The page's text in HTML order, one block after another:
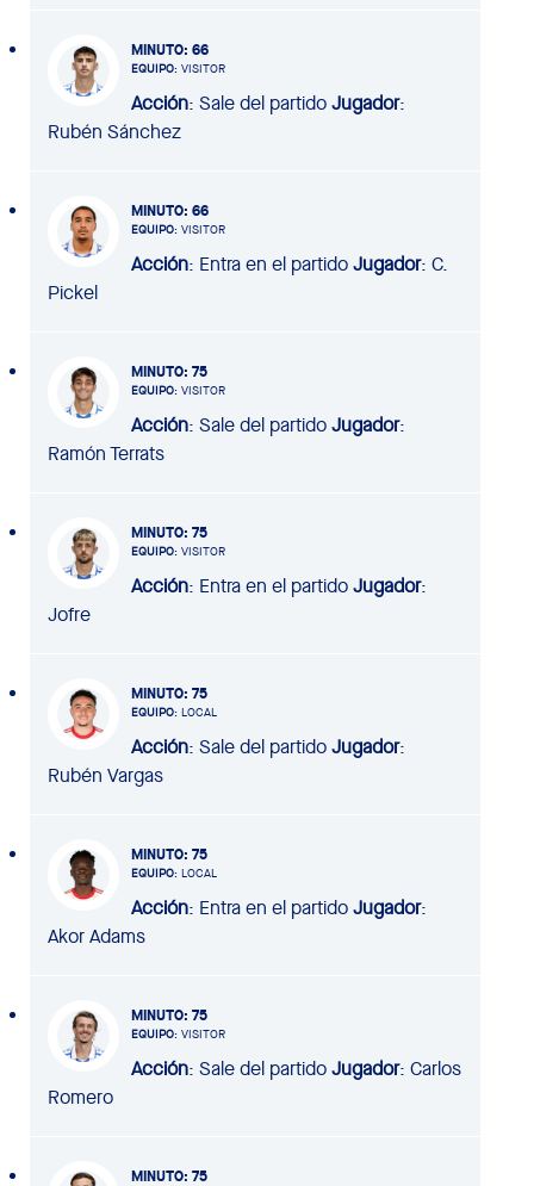
MINUTO: 66
EQUIPO: VISITOR
Acción: Sale del partidoJugador:
Rubén Sánchez
MINUTO: 66
EQUIPO: VISITOR
Acción: Entra en el partidoJugador: C.
Pickel
MINUTO: 75
EQUIPO: VISITOR
Acción: Sale del partidoJugador:
Ramón Terrats
MINUTO: 75
EQUIPO: VISITOR
Acción: Entra en el partidoJugador:
Jofre
MINUTO: 75
EQUIPO: LOCAL
Acción: Sale del partidoJugador:
Rubén Vargas
MINUTO: 75
EQUIPO: LOCAL
Acción: Entra en el partidoJugador:
Akor Adams
MINUTO: 75
EQUIPO: VISITOR
Acción: Sale del partidoJugador: Carlos
Romero
MINUTO: 75